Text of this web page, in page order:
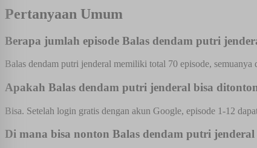
Pertanyaan Umum
Berapa jumlah episode Balas dendam putri
Balas dendam putri jenderal memiliki total 70 episode, semuanya
Apakah Balas dendam putri jenderal bisa
Bisa. Setelah login gratis dengan akun Google, episode 1-12
Di mana bisa nonton Balas dendam putri